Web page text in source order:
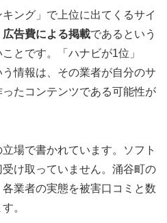
ング」で上位に出てくるサイ
告費による掲載であるという
とです。「ハナビが1位」
う情報は、その業者が自分のサ
たコンテンツである可能性が
場で書かれています。ソフト
け取っていません。涌谷町の
業者の実態を被害口コミと数
。